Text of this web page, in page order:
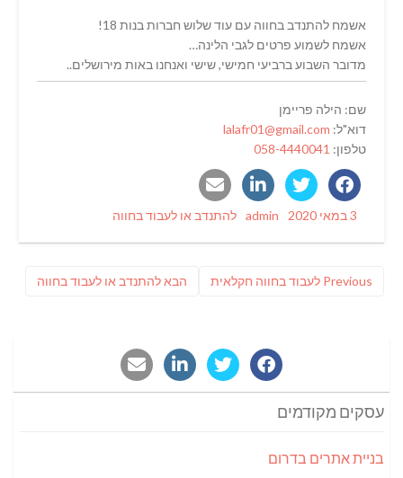
אשמח להתנדב בחווה עם עוד שלוש חברות בנות 18!
אשמח לשמוע פרטים לגבי הלינה…
מדובר השבוע ברביעי חמישי, שישי ואנחנו באות מירושלים..
שם: הילה פריימן
דוא"ל: lalafr01@gmail.com
טלפון: 058-4440041
Posted
3 במאי 2020 Author
admin
Categories
להתנדב או לעבוד בחווה
Previous
Previous
לעבוד בחווה חקלאית הבאפוסט
להתנדב או לעבוד בחווה
עסקים מקודמים
בניית אתרים בדרום